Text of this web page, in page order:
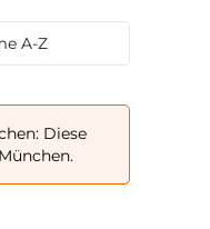
A-Z
Diese